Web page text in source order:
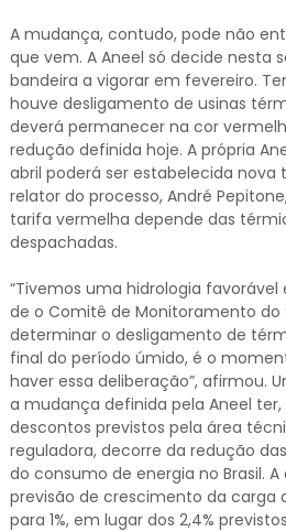
A mudança, contudo, pode não
que vem. A Aneel só decide nesta
bandeira a vigorar em fevereiro.
houve desligamento de usinas
deverá permanecer na cor
redução definida hoje. A própria
abril poderá ser estabelecida nova
relator do processo, André
tarifa vermelha depende das
despachadas.
“Tivemos uma hidrologia
de o Comitê de Monitoramento do
determinar o desligamento de
final do período úmido, é o
haver essa deliberação”, afirmou.
a mudança definida pela Aneel ter,
descontos previstos pela área
reguladora, decorre da redução
do consumo de energia no Brasil.
previsão de crescimento da carga
para 1%, em lugar dos 2,4%